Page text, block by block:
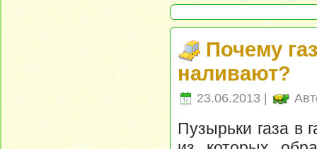
Почему
наливают?
23.06.2013 |
Пузырьки газа в